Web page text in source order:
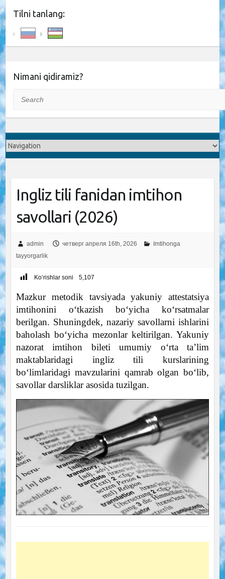
Tilni tanlang:
Nimani qidiramiz?
Ingliz tili fanidan imtihon
savollari (2026)
admin четверг апреля 16th, 2026
Imtihonga
tayyorgarlik
Ko‘rishlar soni 5,107
Mazkur metodik tavsiyada yakuniy attestatsiya
imtihonini o‘tkazish bo‘yicha ko‘rsatmalar
berilgan. Shuningdek, nazariy savollarni ishlarini
baholash bo‘yicha mezonlar keltirilgan. Yakuniy
nazorat imtihon bileti umumiy o‘rta ta’lim
maktablaridagi ingliz tili kurslarining
bo‘limlaridagi mavzularini qamrab olgan bo‘lib,
savollar darsliklar asosida tuzilgan.